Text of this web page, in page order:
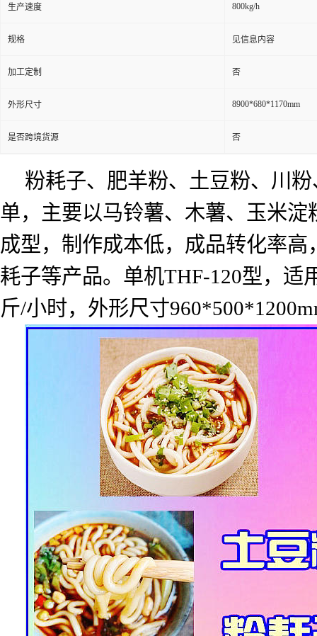
生产速度 800kg/h
规格 见信息内容
加工定制 否
外形尺寸 8900*680*1170mm
是否跨境货源 否
粉耗子、肥羊粉、土豆粉、川
单，主要以马铃薯、木薯、玉米
成型，制作成本低，成品转化率
耗子等产品。 单机THF-120型，适
斤/小时，外形尺寸